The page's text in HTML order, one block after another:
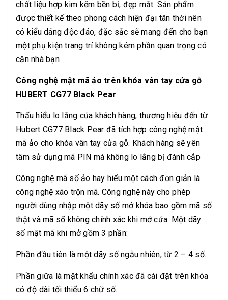
chất liệu hợp kim kẽm bền bỉ, đẹp mắt. Sản phẩm
được thiết kế theo phong cách hiện đại tân thời nên
có kiểu dáng độc đáo, đặc sắc sẽ mang đến cho bạn
một phụ kiện trang trí không kém phần quan trọng có
căn nhà bạn
Công nghệ mật mã ảo trên khóa vân tay cửa gỗ
HUBERT CG77 Black Pear
Thấu hiểu lo lắng của khách hàng, thương hiệu đến từ
Hubert CG77 Black Pear đã tích hợp công nghệ mật
mã ảo cho khóa vân tay cửa gỗ. Khách hàng sẽ yên
tâm sử dụng mã PIN mà không lo lắng bị đánh cắp
Công nghệ mã số ảo hay hiểu một cách đơn giản là
công nghệ xáo trộn mã. Công nghệ này cho phép
người dùng nhập một dãy số mở khóa bao gồm mã số
thật và mã số không chính xác khi mở cửa. Một dãy
số mật mã khi mở gồm 3 phần:
Phần đầu tiên là một dãy số ngẫu nhiên, từ 2 – 4 số.
Phần giữa là mật khẩu chính xác đã cài đặt trên khóa
có độ dài tối thiểu 6 chữ số.